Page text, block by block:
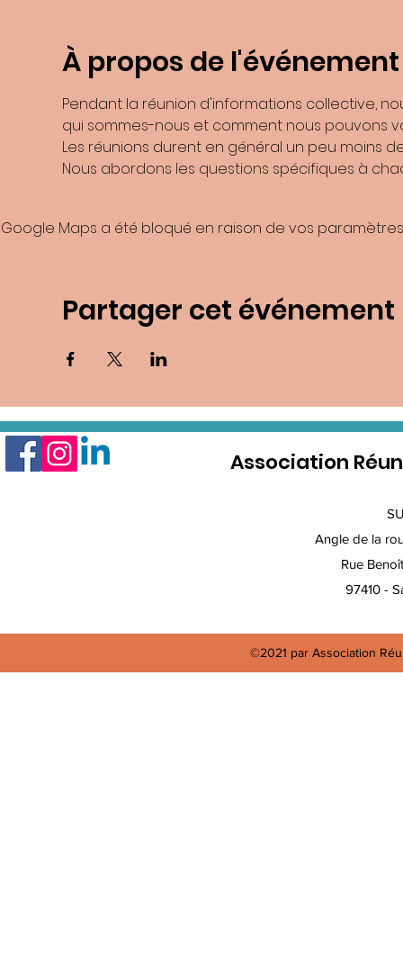
Pour exercer ces droits ou pour toute question sur le traitement de
À propos de l'événement
Pendant la réunion d'informations collective,
qui sommes-nous et comment nous pouvons
Les réunions durent en général un peu moins
Nous abordons les questions spécifiques à
Google Maps a été bloqué en raison de vos
Partager cet événement
Association
Angle de la
Rue
97410 -
©2021 par Association